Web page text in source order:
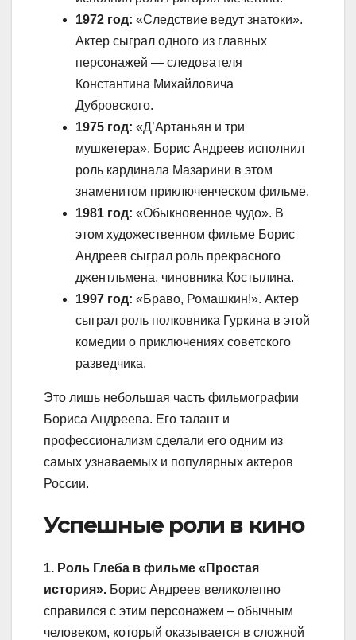
1972 год: «Следствие ведут знатоки».
Актер сыграл одного из главных
персонажей — следователя
Константина Михайловича
Дубровского.
1975 год: «Д’Артаньян и три
мушкетера». Борис Андреев исполнил
роль кардинала Мазарини в этом
знаменитом приключенческом фильме.
1981 год: «Обыкновенное чудо». В
этом художественном фильме Борис
Андреев сыграл роль прекрасного
джентльмена, чиновника Костылина.
1997 год: «Браво, Ромашкин!». Актер
сыграл роль полковника Гуркина в этой
комедии о приключениях советского
разведчика.
Это лишь небольшая часть фильмографии
Бориса Андреева. Его талант и
профессионализм сделали его одним из
самых узнаваемых и популярных актеров
России.
Успешные роли в кино
1. Роль Глеба в фильме «Простая
история». Борис Андреев великолепно
справился с этим персонажем – обычным
человеком, который оказывается в сложной